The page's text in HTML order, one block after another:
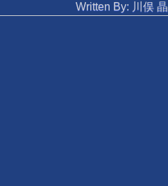
Written By: 川俣 晶